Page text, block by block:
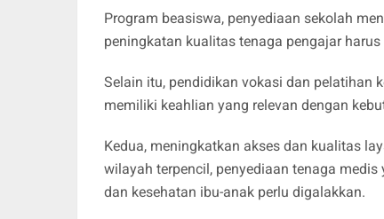
Program beasiswa, penyediaan sekolah
peningkatan kualitas tenaga pengajar
Selain itu, pendidikan vokasi dan pelatihan
memiliki keahlian yang relevan dengan
Kedua, meningkatkan akses dan kualitas
wilayah terpencil, penyediaan tenaga
dan kesehatan ibu-anak perlu digalakkan.